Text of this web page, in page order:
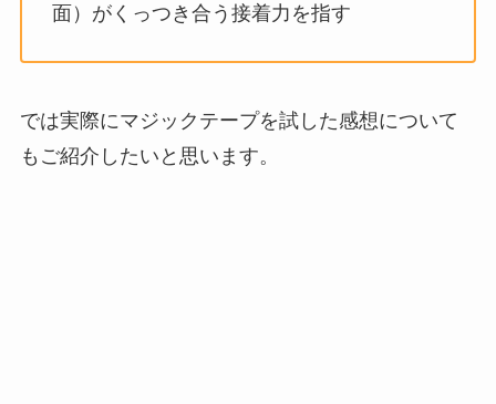
面）がくっつき合う接着力を指す
では実際にマジックテープを試した感想について
もご紹介したいと思います。